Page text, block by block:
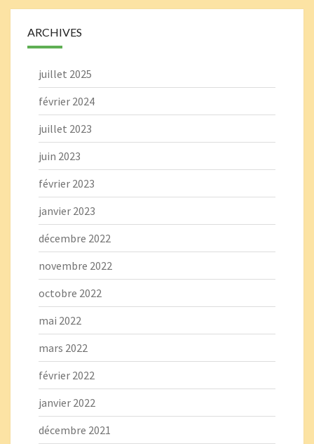
ARCHIVES
juillet 2025
février 2024
juillet 2023
juin 2023
février 2023
janvier 2023
décembre 2022
novembre 2022
octobre 2022
mai 2022
mars 2022
février 2022
janvier 2022
décembre 2021